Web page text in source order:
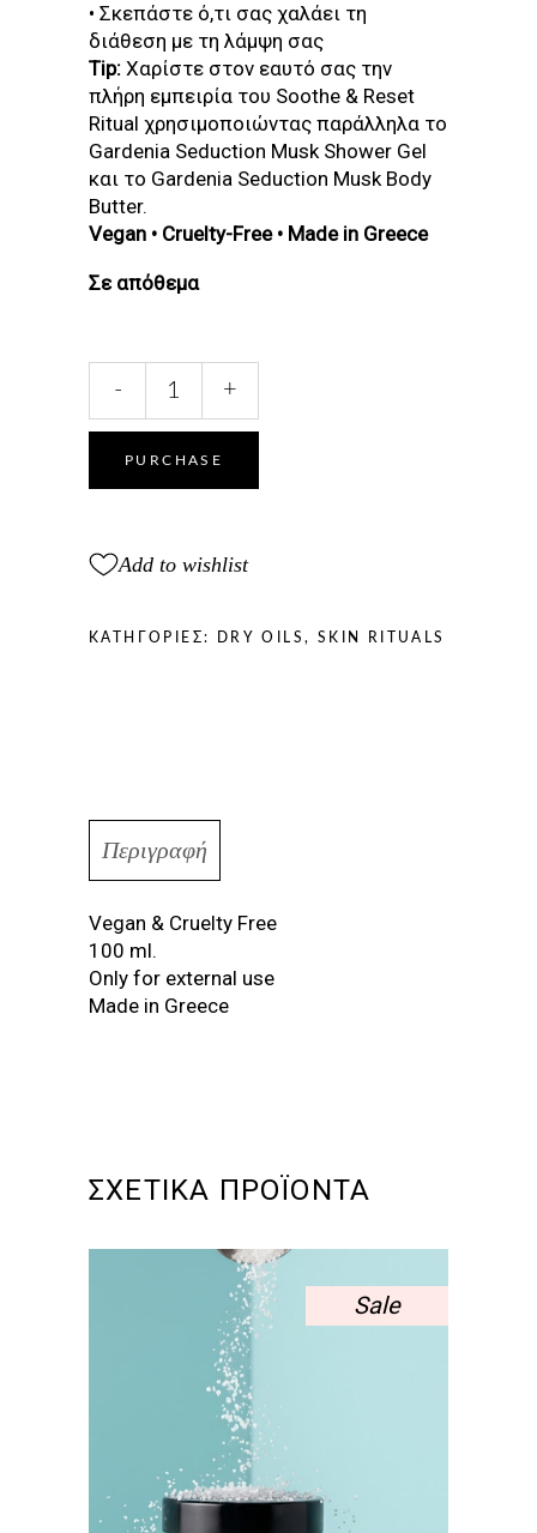
• Σκεπάστε ό,τι σας χαλάει τη
διάθεση με τη λάμψη σας
Tip: Χαρίστε στον εαυτό σας την
πλήρη εμπειρία του Soothe & Reset
Ritual χρησιμοποιώντας παράλληλα το
Gardenia Seduction Musk Shower Gel
και το Gardenia Seduction Musk Body
Butter.
Vegan • Cruelty-Free • Made in Greece
Σε απόθεμα
SEDUCTION
MUSK
PEARLS
DRY
- +
PURCHASE
Add to wishlist
ΚΑΤΗΓΟΡΊΕΣ: DRY OILS, SKIN RITUALS
Περιγραφή
Vegan & Cruelty Free
100 ml.
Only for external use
Made in Greece
ΣΧΕΤΙΚΆ ΠΡΟΪΌΝΤΑ
Sale